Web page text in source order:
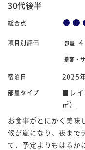
30代後半
総合点
項目別評価 部屋 4
接客・
宿泊日 2025
部屋タイプ
■レイ
㎡）
お食事がとにかく美味
候が嵐になり、夜まで
て、予定よりもはるか